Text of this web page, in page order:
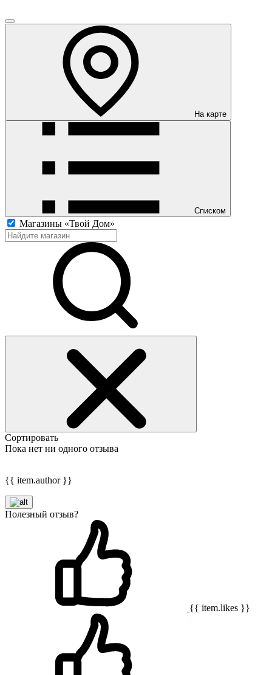
На карте
Списком
Магазины «Твой Дом»
Сортировать
Пока нет ни одного отзыва
{{ item.author }}
Полезный отзыв?
{{ item.likes }}